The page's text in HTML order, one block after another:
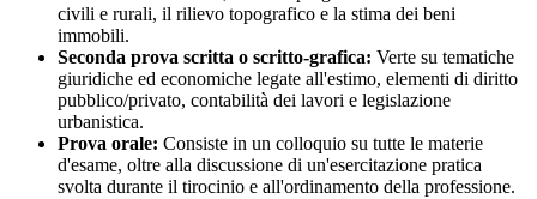
civili e rurali, il rilievo topografico e la stima dei beni
immobili.
Seconda prova scritta o scritto-grafica: Verte su tematiche
giuridiche ed economiche legate all'estimo, elementi di diritto
pubblico/privato, contabilità dei lavori e legislazione
urbanistica.
Prova orale: Consiste in un colloquio su tutte le materie
d'esame, oltre alla discussione di un'esercitazione pratica
svolta durante il tirocinio e all'ordinamento della professione.